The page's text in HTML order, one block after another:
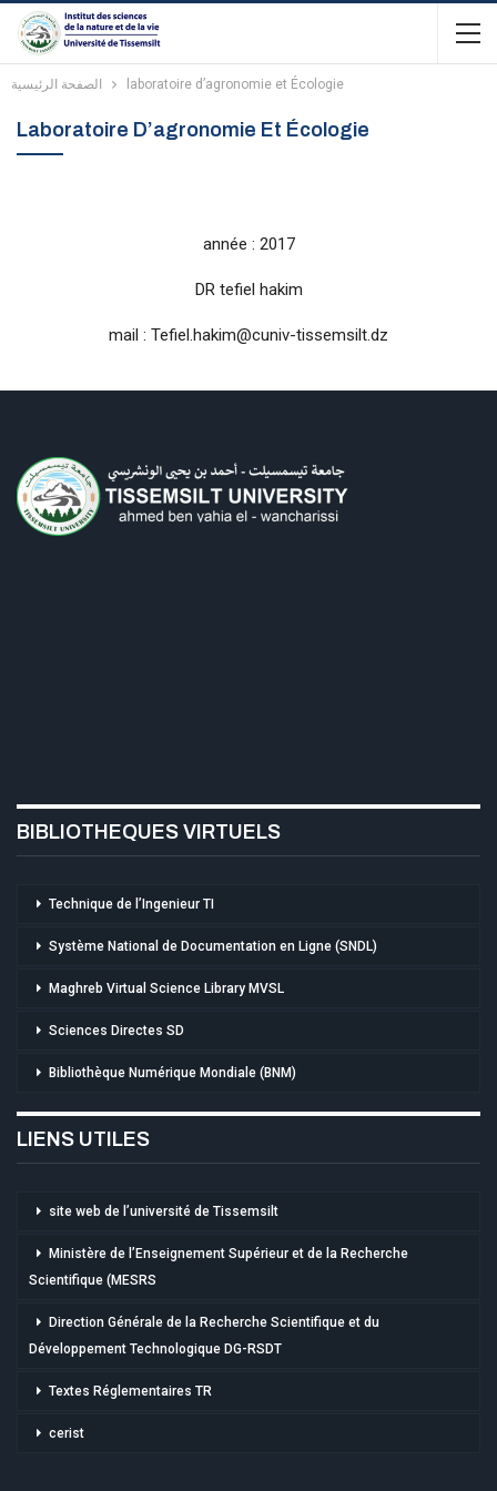
الصفحة الرئيسية laboratoire d’agronomie et Écologie
Laboratoire D’agronomie Et Écologie
année : 2017
DR tefiel hakim
mail : Tefiel.hakim@cuniv-tissemsilt.dz
BIBLIOTHEQUES VIRTUELS
Technique de l’Ingenieur TI
Système National de Documentation en Ligne (SNDL)
Maghreb Virtual Science Library MVSL
Sciences Directes SD
Bibliothèque Numérique Mondiale (BNM)
LIENS UTILES
site web de l’université de Tissemsilt
Ministère de l’Enseignement Supérieur et de la Recherche
Scientifique (MESRS
Direction Générale de la Recherche Scientifique et du
Développement Technologique DG-RSDT
Textes Réglementaires TR
cerist